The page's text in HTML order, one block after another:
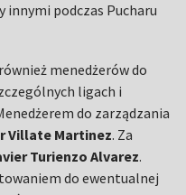
innymi podczas Pucharu
menedżerów do
ligach i
do zarządzania
Villate Martinez. Za
Turienzo Alvarez.
do ewentualnej